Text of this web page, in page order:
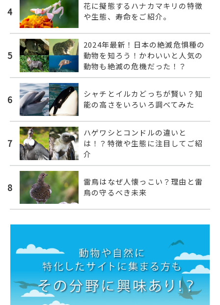
4
花に擬態するハナカマキリの特徴
や生態、寿命をご紹介。
5
2024年最新！日本の絶滅危惧種の
動物を知ろう！かわいいと人気の
動物も絶滅の危機だった！？
6
シャチとイルカどっちが賢い？知
能の高さをいろいろ調べてみた
7
ハゲワシとコンドルの違いと
は！？特徴や生態に注目してご紹
介
8
雷鳥はなぜ人懐っこい？理由と雷
鳥の守るべき未来